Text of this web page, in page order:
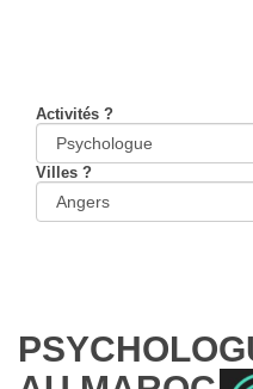
Activités ?
Villes ?